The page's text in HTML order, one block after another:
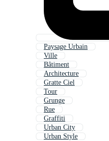
Paysage Urbain
Ville
Bâtiment
Architecture
Gratte Ciel
Tour
Grunge
Rue
Graffiti
Urban City
Urban Style